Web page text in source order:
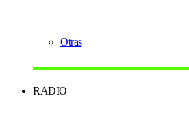
Otras
RADIO